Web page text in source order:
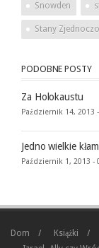
Snowden
Stany
PODOBNE POSTY
Za Holokaustu
Październik 14, 2013 -
Jedno wielkie
Październik 1, 2013 -
Dom Książki